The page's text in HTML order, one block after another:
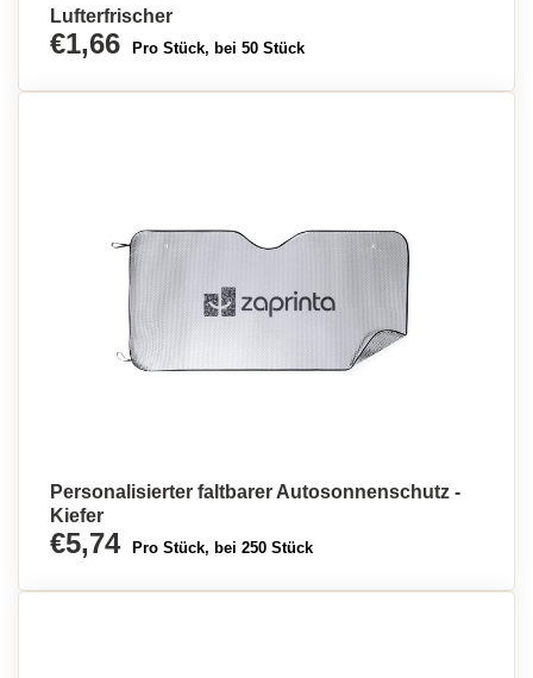
Lufterfrischer
€1,66 Pro Stück, bei 50 Stück
Personalisierter faltbarer Autosonnenschutz -
Kiefer
€5,74 Pro Stück, bei 250 Stück